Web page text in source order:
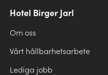
Hotel Birger Jarl
Om oss
Vårt hållbarhetsarbete
Lediga jobb